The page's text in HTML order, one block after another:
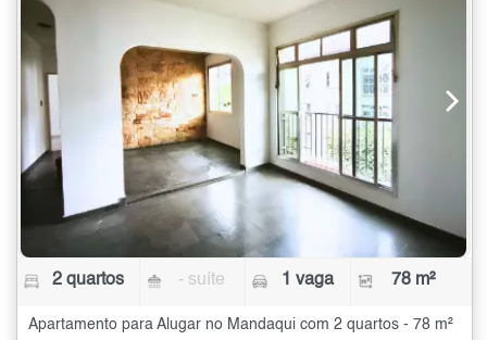
2 quartos - suíte 1 vaga 78 m²
Apartamento para Alugar no Mandaqui com 2 quartos - 78 m²